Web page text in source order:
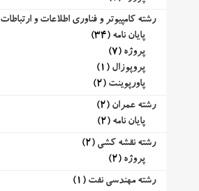
رشته کامپیوتر و فناوری اطلاعات و ارتباطات
پایان نامه (34)
پروژه (7)
پروپوزال (1)
پاورپوینت (2)
رشته عمران (2)
پایان نامه (2)
رشته نقشه کشی (2)
پروژه (2)
رشته مهندسی نفت (1)